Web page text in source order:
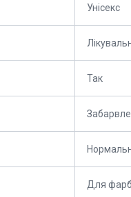
Унісекс
Так
Для